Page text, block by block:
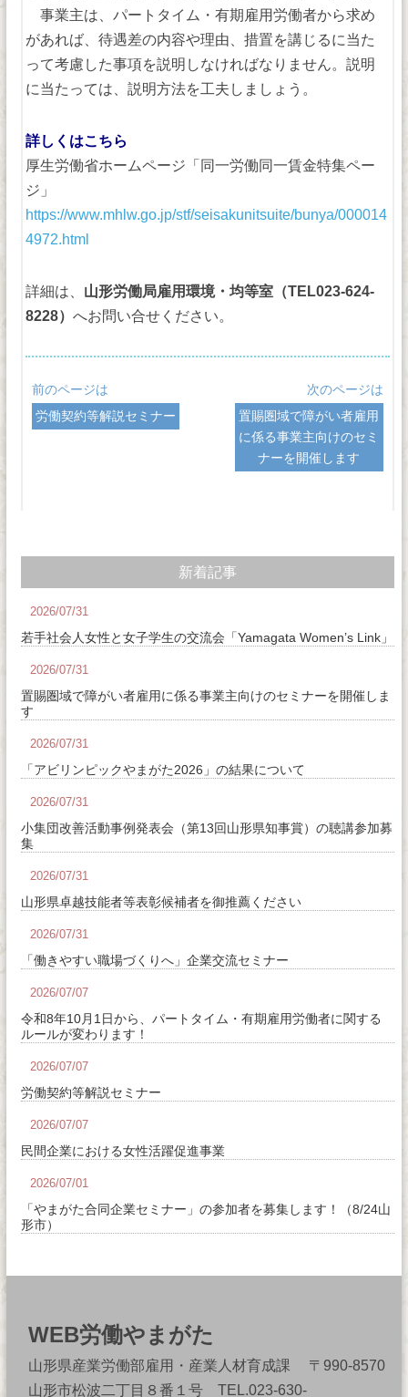
事業主は、パートタイム・有期雇用労働者から求め
があれば、待遇差の内容や理由、措置を講じるに当た
って考慮した事項を説明しなければなりません。説明
に当たっては、説明方法を工夫しましょう。
詳しくはこちら
厚生労働省ホームページ「同一労働同一賃金特集ペー
ジ」
https://www.mhlw.go.jp/stf/seisakunitsuite/bunya/000014
4972.html
詳細は、 山形労働局雇用環境・均等室（TEL023-624-
8228） へお問い合せください。
次のページは
置賜圏域で障がい者雇用
に係る事業主向けのセミ
ナーを開催します
前のページは
労働契約等解説セミナー
新着記事
2026/07/31
若手社会人女性と女子学生の交流会「Yamagata Women’s Link」
2026/07/31
置賜圏域で障がい者雇用に係る事業主向けのセミナーを開催しま
す
2026/07/31
「アビリンピックやまがた2026」の結果について
2026/07/31
小集団改善活動事例発表会（第13回山形県知事賞）の聴講参加募
集
2026/07/31
山形県卓越技能者等表彰候補者を御推薦ください
2026/07/31
「働きやすい職場づくりへ」企業交流セミナー
2026/07/07
令和8年10月1日から、パートタイム・有期雇用労働者に関する
ルールが変わります！
2026/07/07
労働契約等解説セミナー
2026/07/07
民間企業における女性活躍促進事業
2026/07/01
「やまがた合同企業セミナー」の参加者を募集します！（8/24山
形市）
WEB労働やまがた
山形県産業労働部雇用・産業人材育成課 〒990-8570
山形市松波二丁目８番１号 TEL.023-630-